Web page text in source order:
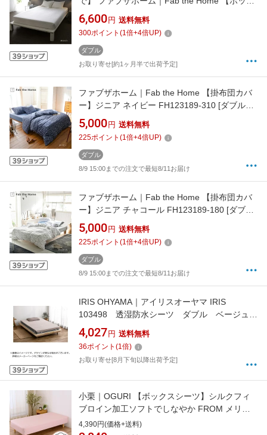
スシーツ】ファインコットン ホワイト
FH133872-100 [ダブルサイズ]
6,600 円 送料無料
300ポイント (1倍+4倍UP)
ダブル
お取り寄せ[約1ヶ月半で出荷予定]
ファブザホーム｜Fab the Home 【掛布団カバ
ー】ジニア ネイビー FH123189-310 [ダブルサ
イズ]
5,000 円 送料無料
225ポイント (1倍+4倍UP)
ダブル
8/9 15:00までの注文で最短8/11お届け
ファブザホーム｜Fab the Home 【掛布団カバ
ー】ジニア チャコール FH123189-180 [ダブル
サイズ]
5,000 円 送料無料
225ポイント (1倍+4倍UP)
ダブル
8/9 15:00までの注文で最短8/11お届け
IRIS OHYAMA｜アイリスオーヤマ IRIS
103498 透湿防水シーツ ダブル ベージュ
FLSTCSTDBE
4,027 円 送料無料
36ポイント (1倍)
お取り寄せ[8月下旬以降出荷予定]
小栗｜OGURI 【ボックスシーツ】シルクフィ
ブロイン加工ソフトでしなやか FROM メリー
ナイト(MerryNight) ライトピンク FM67500119
4,390円(価格+送料)